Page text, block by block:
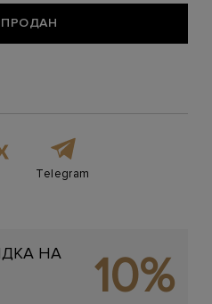
Telegram
НА
10%